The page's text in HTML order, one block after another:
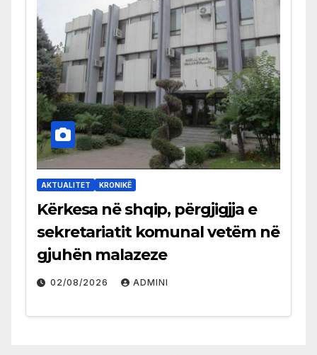
AKTUALITET KRONIKË
Kërkesa në shqip, përgjigjja e
sekretariatit komunal vetëm në
gjuhën malazeze
02/08/2026 ADMINI